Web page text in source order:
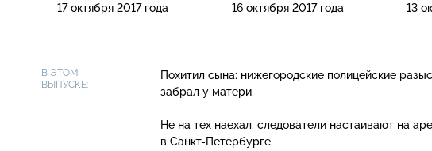
17 октября 2017 года 16 октября 2017 года 13
В ЭТОМ
ВЫПУСКЕ:
Похитил сына: нижегородские полицейские
забрал у матери.
Не на тех наехал: следователи настаивают на
в Санкт-Петербурге.